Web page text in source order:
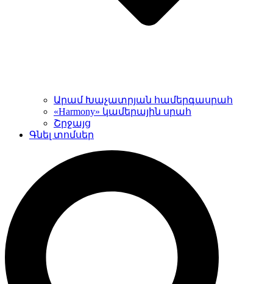
Արամ Խաչատրյան համերգասրահ
«Harmony» կամերային սրահ
Շրջայց
Գնել տոմսեր